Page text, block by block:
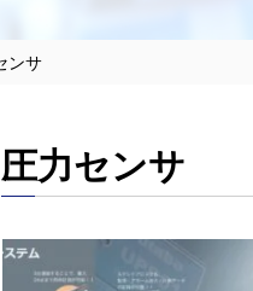
ンサ
圧力センサ